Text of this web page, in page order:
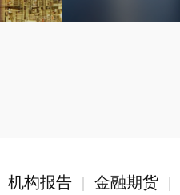
机构报告 | 金融期货 |